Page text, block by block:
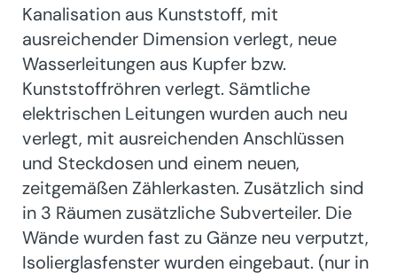
Kanalisation aus Kunststoff, mit
ausreichender Dimension verlegt, neue
Wasserleitungen aus Kupfer bzw.
Kunststoffröhren verlegt. Sämtliche
elektrischen Leitungen wurden auch neu
verlegt, mit ausreichenden Anschlüssen
und Steckdosen und einem neuen,
zeitgemäßen Zählerkasten. Zusätzlich sind
in 3 Räumen zusätzliche Subverteiler. Die
Wände wurden fast zu Gänze neu verputzt,
Isolierglasfenster wurden eingebaut. (nur in